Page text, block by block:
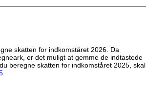
skatten for indkomståret 2026. Da
er det muligt at gemme de indtastede
beregne skatten for indkomståret 2025, skal
.